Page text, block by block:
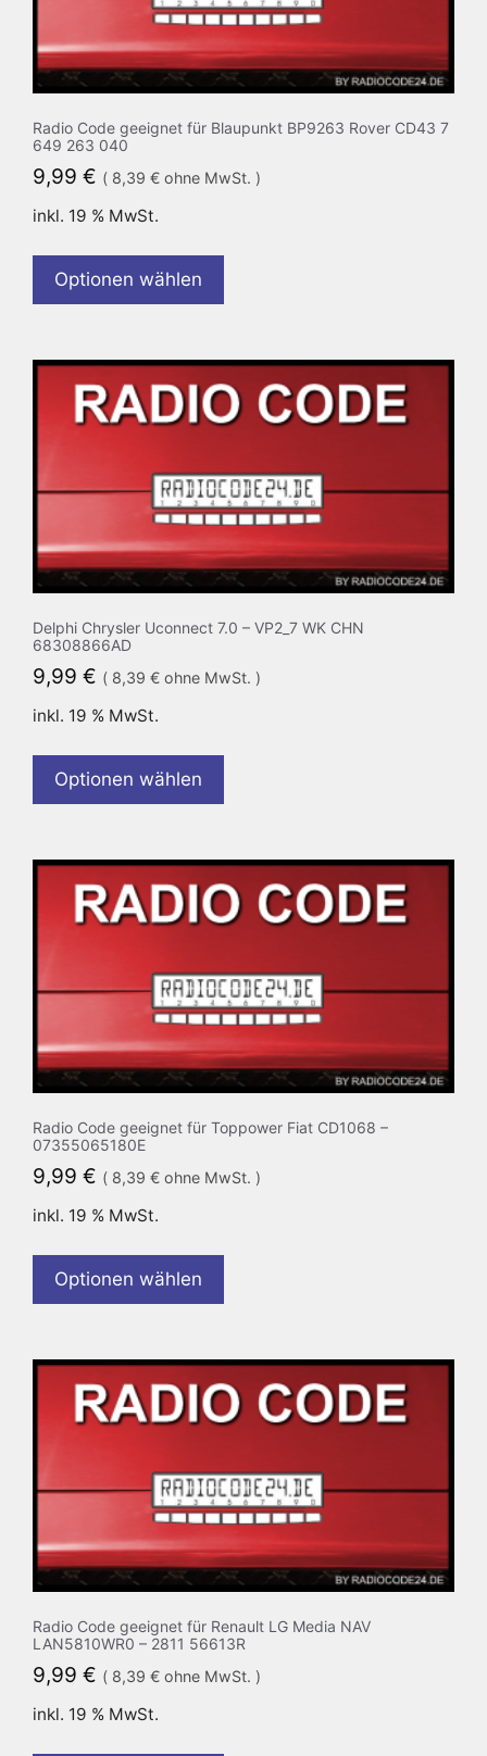
Radio Code geeignet für Blaupunkt BP9263 Rover CD43 7
649 263 040
9,99 € ( 8,39 € ohne MwSt. )
inkl. 19 % MwSt.
Optionen wählen
Delphi Chrysler Uconnect 7.0 – VP2_7 WK CHN
68308866AD
9,99 € ( 8,39 € ohne MwSt. )
inkl. 19 % MwSt.
Optionen wählen
Radio Code geeignet für Toppower Fiat CD1068 –
07355065180E
9,99 € ( 8,39 € ohne MwSt. )
inkl. 19 % MwSt.
Optionen wählen
Radio Code geeignet für Renault LG Media NAV
LAN5810WR0 – 2811 56613R
9,99 € ( 8,39 € ohne MwSt. )
inkl. 19 % MwSt.